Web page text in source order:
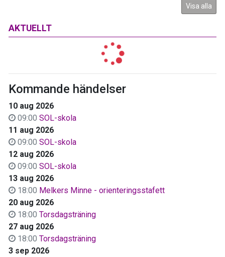
Visa alla
AKTUELLT
Kommande händelser
10 aug 2026
09:00 SOL-skola
11 aug 2026
09:00 SOL-skola
12 aug 2026
09:00 SOL-skola
13 aug 2026
18:00 Melkers Minne - orienteringsstafett
20 aug 2026
18:00 Torsdagsträning
27 aug 2026
18:00 Torsdagsträning
3 sep 2026